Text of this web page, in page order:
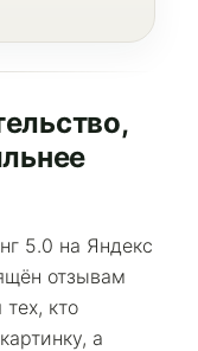
5.0 на Яндекс
отзывам
кто
а